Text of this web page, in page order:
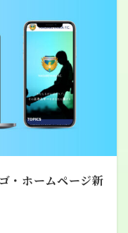
・ホームページ新